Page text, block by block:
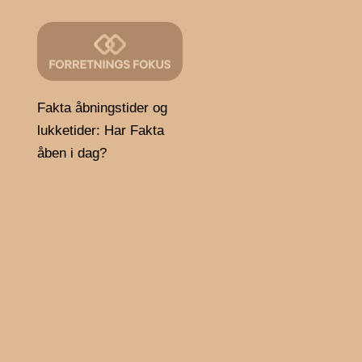
Fakta åbningstider og
lukketider: Har Fakta
åben i dag?